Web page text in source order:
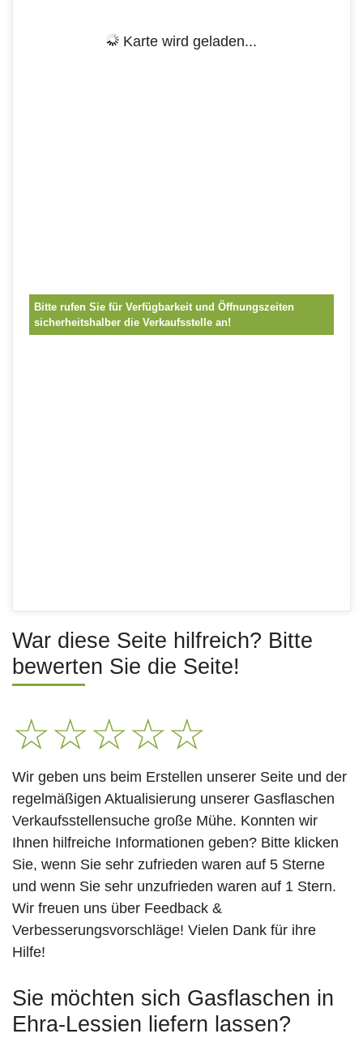
Karte wird geladen...
Bitte rufen Sie für Verfügbarkeit und Öffnungszeiten
sicherheitshalber die Verkaufsstelle an!
War diese Seite hilfreich? Bitte
bewerten Sie die Seite!
☆☆☆☆☆
Wir geben uns beim Erstellen unserer Seite und der
regelmäßigen Aktualisierung unserer Gasflaschen
Verkaufsstellensuche große Mühe. Konnten wir
Ihnen hilfreiche Informationen geben? Bitte klicken
Sie, wenn Sie sehr zufrieden waren auf 5 Sterne
und wenn Sie sehr unzufrieden waren auf 1 Stern.
Wir freuen uns über Feedback &
Verbesserungsvorschläge! Vielen Dank für ihre
Hilfe!
Sie möchten sich Gasflaschen in
Ehra-Lessien liefern lassen?